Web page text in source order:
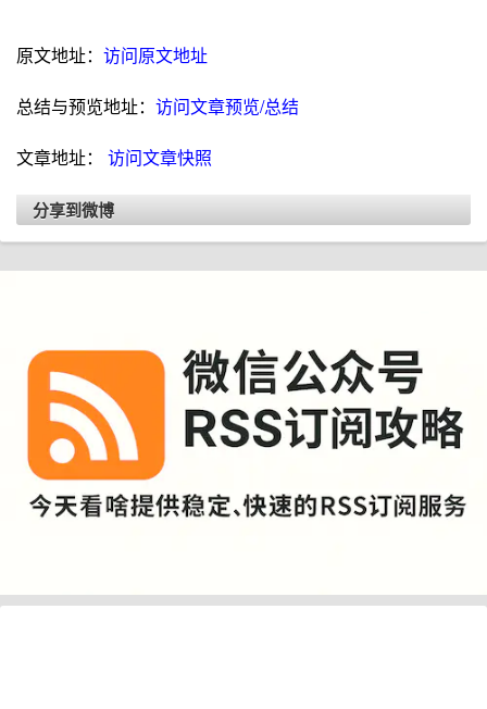
原文地址： 访问原文地址
总结与预览地址： 访问文章预览/总结
文章地址： 访问文章快照
分享到微博